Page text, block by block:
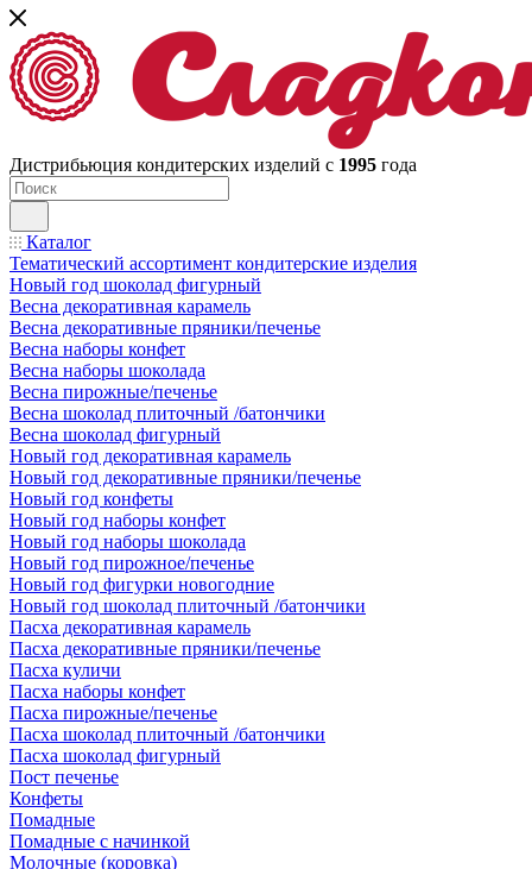
Дистрибьюция кондитерских изделий с 1995 года
Каталог
Тематический ассортимент кондитерские изделия
Новый год шоколад фигурный
Весна декоративная карамель
Весна декоративные пряники/печенье
Весна наборы конфет
Весна наборы шоколада
Весна пирожные/печенье
Весна шоколад плиточный /батончики
Весна шоколад фигурный
Новый год декоративная карамель
Новый год декоративные пряники/печенье
Новый год конфеты
Новый год наборы конфет
Новый год наборы шоколада
Новый год пирожное/печенье
Новый год фигурки новогодние
Новый год шоколад плиточный /батончики
Пасха декоративная карамель
Пасха декоративные пряники/печенье
Пасха куличи
Пасха наборы конфет
Пасха пирожные/печенье
Пасха шоколад плиточный /батончики
Пасха шоколад фигурный
Пост печенье
Конфеты
Помадные
Помадные с начинкой
Молочные (коровка)